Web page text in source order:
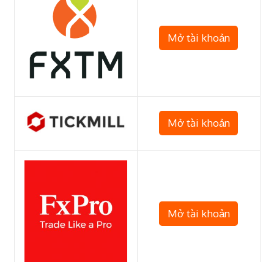
Mở tài khoản
Mở tài khoản
Mở tài khoản